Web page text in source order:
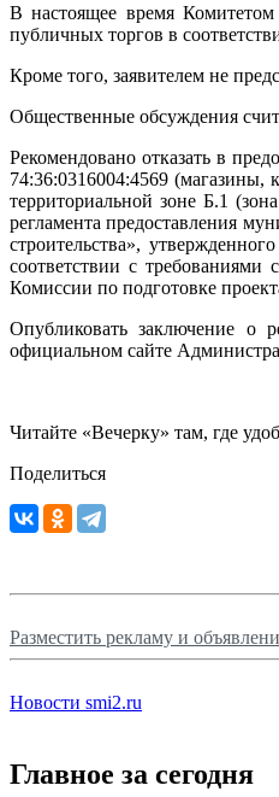
В настоящее время
публичных торгов в
Кроме того, заявителем не
Общественные обсуждения
Рекомендовано отказать в
74:36:0316004:4569
территориальной зоне Б.1
регламента предоставления
строительства»,
соответствии с требованиями
Комиссии по подготовке
Опубликовать заключение о
официальном сайте
Читайте «Вечерку» там, где
Поделиться
Разместить рекламу и
Новости smi2.ru
Главное за сегодня